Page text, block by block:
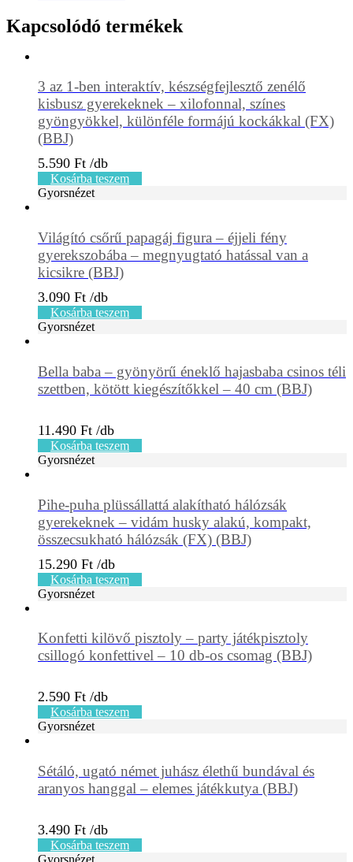
Kapcsolódó termékek
3 az 1-ben interaktív, készségfejlesztő zenélő
kisbusz gyerekeknek – xilofonnal, színes
gyöngyökkel, különféle formájú kockákkal (FX)
(BBJ)
5.590 Ft
Kosárba teszem
Gyorsnézet
Világító csőrű papagáj figura – éjjeli fény
gyerekszobába – megnyugtató hatással van a
kicsikre (BBJ)
3.090 Ft
Kosárba teszem
Gyorsnézet
Bella baba – gyönyörű éneklő hajasbaba csinos téli
szettben, kötött kiegészítőkkel – 40 cm (BBJ)
11.490 Ft
Kosárba teszem
Gyorsnézet
Pihe-puha plüssállattá alakítható hálózsák
gyerekeknek – vidám husky alakú, kompakt,
összecsukható hálózsák (FX) (BBJ)
15.290 Ft
Kosárba teszem
Gyorsnézet
Konfetti kilövő pisztoly – party játékpisztoly
csillogó konfettivel – 10 db-os csomag (BBJ)
2.590 Ft
Kosárba teszem
Gyorsnézet
Sétáló, ugató német juhász élethű bundával és
aranyos hanggal – elemes játékkutya (BBJ)
3.490 Ft
Kosárba teszem
Gyorsnézet